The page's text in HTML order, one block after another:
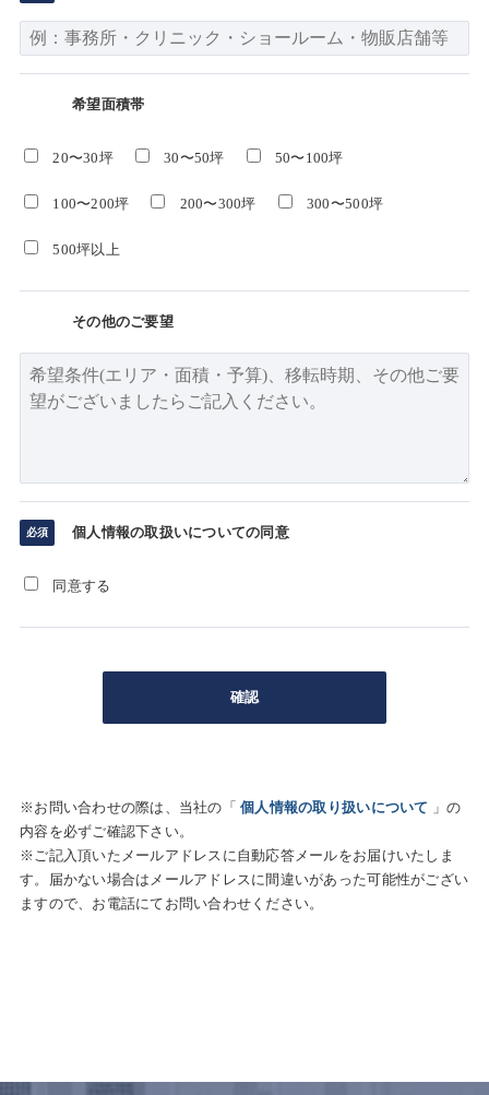
希望面積帯
20〜30坪 30〜50坪 50〜100坪
100〜200坪 200〜300坪 300〜500坪
500坪以上
その他のご要望
個人情報の取扱いについての同意
同意する
※お問い合わせの際は、当社の「個人情報の取り扱いについて 」の
内容を必ずご確認下さい。
※ご記入頂いたメールアドレスに自動応答メールをお届けいたしま
す。届かない場合はメールアドレスに間違いがあった可能性がござい
ますので、お電話にてお問い合わせください。